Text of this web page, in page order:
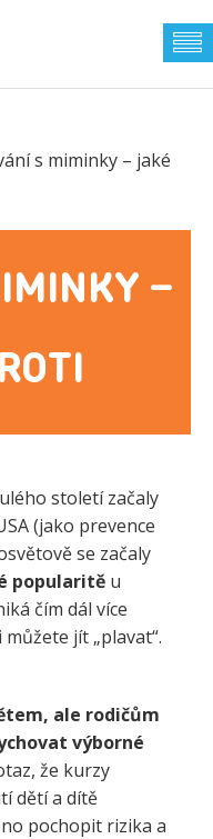
s miminky – jaké
–
století začaly
(jako prevence
se začaly
popularitě u
čím dál více
jít „plavat“.
ale rodičům
výborné
že kurzy
dětí a dítě
pochopit rizika a